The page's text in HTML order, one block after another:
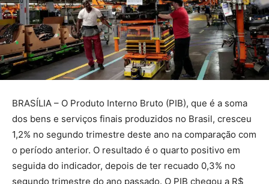
BRASÍLIA – O Produto Interno Bruto (PIB), que é a soma
dos bens e serviços finais produzidos no Brasil, cresceu
1,2% no segundo trimestre deste ano na comparação com
o período anterior. O resultado é o quarto positivo em
seguida do indicador, depois de ter recuado 0,3% no
segundo trimestre do ano passado. O PIB chegou a R$